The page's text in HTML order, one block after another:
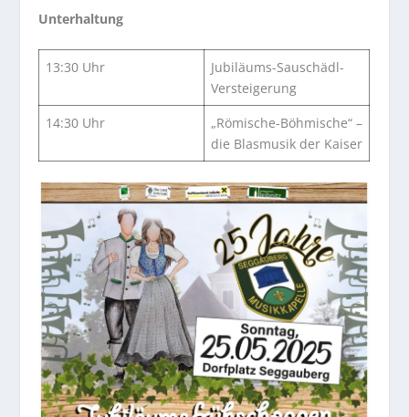
Unterhaltung
13:30 Uhr
Jubiläums-Sauschädl-
Versteigerung
14:30 Uhr
„Römische-Böhmische“ –
die Blasmusik der Kaiser